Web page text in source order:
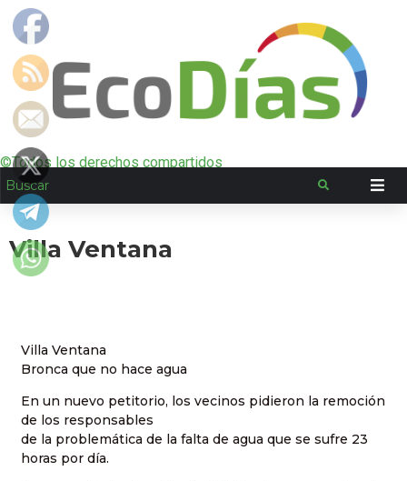
©Todos los derechos compartidos
Villa Ventana
Villa Ventana
Bronca que no hace agua
En un nuevo petitorio, los vecinos pidieron la remoción
de los responsables
de la problemática de la falta de agua que se sufre 23
horas por día.